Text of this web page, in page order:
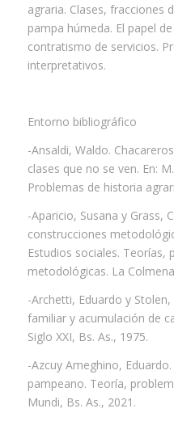
agraria. Clases, fracciones
pampa húmeda. El papel
contratismo de servicios.
interpretativos.
Entorno bibliográfico
-Ansaldi, Waldo.
clases que no se ven. En:
Problemas de historia
-Aparicio, Susana y Grass,
construcciones
Estudios sociales. Teorías,
metodológicas. La
-Archetti, Eduardo y
familiar y acumulación de
Siglo XXI, Bs. As., 1975.
-Azcuy Ameghino,
pampeano. Teoría,
Mundi, Bs. As., 2021.